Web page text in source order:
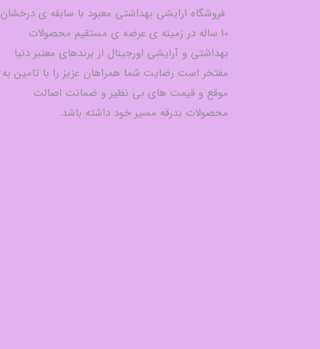
فروشگاه ارایشی بهداشتی معبود با سابقه ی درخشان
10 ساله در زمینه ی عرضه ی مستقیم محصولات
بهداشتی و آرایشی اورجینال از برندهای معتبر دنیا
مفتخر است رضایت شما همراهان عزیز را با تامین به
موقع و قیمت های بی نظیر و ضمانت اصالت
محصولات بدرقه مسیر خود داشته باشد.